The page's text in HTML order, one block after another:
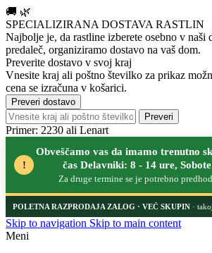
🚚 🌿
SPECIALIZIRANA DOSTAVA RASTLIN
Najbolje je, da rastline izberete osebno v naši
predaleč, organiziramo dostavo na vaš dom.
Preverite dostavo v svoj kraj
Vnesite kraj ali poštno številko za prikaz
cena se izračuna v košarici.
Preveri dostavo
Preveri
Primer: 2230 ali Lenart
!
Obveščamo vas da imamo trenutno
čas Delavniki: 8 - 14 ure,
Za druge termine se je potrebno
POLETNA RAZPRODAJA ZALOG · takoj
Skip to navigation Skip to main content
Meni